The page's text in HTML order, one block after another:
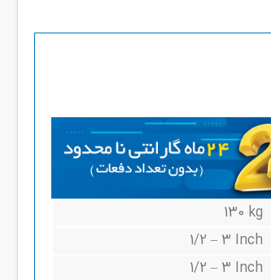
130 kg
1/2 – 3 Inch
1/2 – 3 Inch